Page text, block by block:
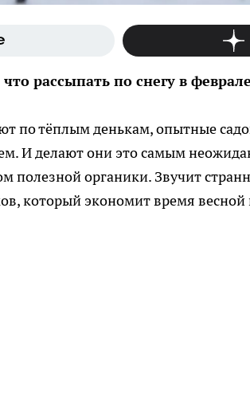
рассыпать по снегу в
по тёплым денькам, опытные
И делают они это самым
полезной органики. Звучит
который экономит время весной